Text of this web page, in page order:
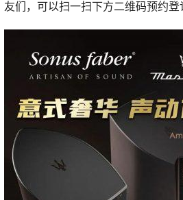
友们，可以扫一扫下方二维码预约登